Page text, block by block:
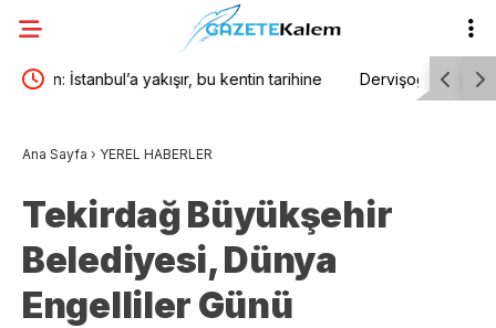
Dervişoğlu: Milletimizin vicdanını yaralayan hiçbir TBMM
Ana Sayfa › YEREL HABERLER
Tekirdağ Büyükşehir
Belediyesi, Dünya
Engelliler Günü